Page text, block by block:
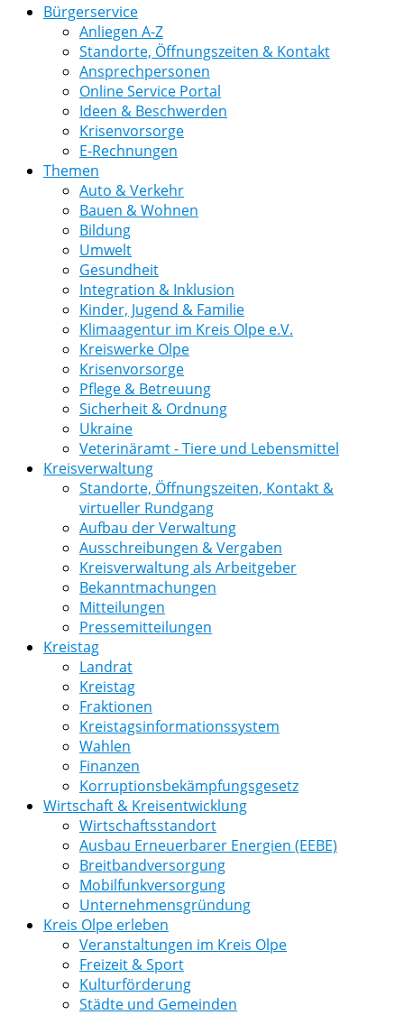
Bürgerservice
Anliegen A-Z
Standorte, Öffnungszeiten & Kontakt
Ansprechpersonen
Online Service Portal
Ideen & Beschwerden
Krisenvorsorge
E-Rechnungen
Themen
Auto & Verkehr
Bauen & Wohnen
Bildung
Umwelt
Gesundheit
Integration & Inklusion
Kinder, Jugend & Familie
Klimaagentur im Kreis Olpe e.V.
Kreiswerke Olpe
Krisenvorsorge
Pflege & Betreuung
Sicherheit & Ordnung
Ukraine
Veterinäramt - Tiere und Lebensmittel
Kreisverwaltung
Standorte, Öffnungszeiten, Kontakt &
virtueller Rundgang
Aufbau der Verwaltung
Ausschreibungen & Vergaben
Kreisverwaltung als Arbeitgeber
Bekanntmachungen
Mitteilungen
Pressemitteilungen
Kreistag
Landrat
Kreistag
Fraktionen
Kreistagsinformationssystem
Wahlen
Finanzen
Korruptionsbekämpfungsgesetz
Wirtschaft & Kreisentwicklung
Wirtschaftsstandort
Ausbau Erneuerbarer Energien (EEBE)
Breitbandversorgung
Mobilfunkversorgung
Unternehmensgründung
Kreis Olpe erleben
Veranstaltungen im Kreis Olpe
Freizeit & Sport
Kulturförderung
Städte und Gemeinden